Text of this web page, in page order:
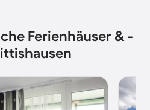
Ferienhäuser & -